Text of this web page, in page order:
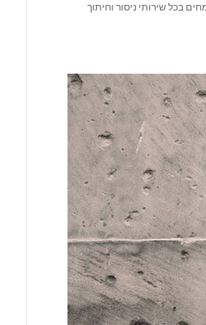
מתמחים בכל שירותי ניסור וחיתוך